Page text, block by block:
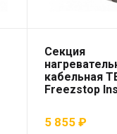
Секция
кабельная
Freezstop
5 855₽